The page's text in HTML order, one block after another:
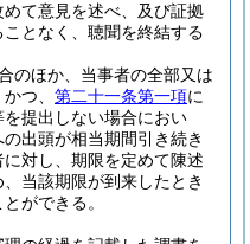
て意見を述べ、及び証拠
となく、聴聞を終結する
のほか、当事者の全部又は
つ、 第二十一条第一項に
提出しない場合におい
出頭が相当期間引き続き
対し、期限を定めて陳述
当該期限が到来したとき
ができる。